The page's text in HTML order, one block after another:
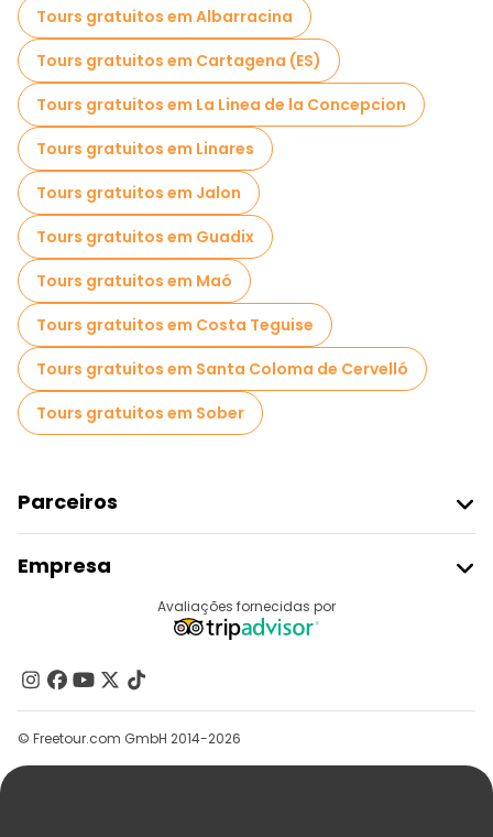
Visitas de degustação locais em Córdoba
Passeios a pé noturnos gratuitos em Córdoba
Passeios de bicicleta em Córdoba
Passeios gastronômicos em Córdoba
Passeios gratuitos perto Plaza de las Tendillas
Passeios gratuitos perto Plaza de la Corredera
Tours gratuitos em Albarracina
Tours gratuitos em Cartagena (ES)
Tours gratuitos em La Linea de la Concepcion
Tours gratuitos em Linares
Tours gratuitos em Jalon
Tours gratuitos em Guadix
Tours gratuitos em Maó
Tours gratuitos em Costa Teguise
Tours gratuitos em Santa Coloma de Cervelló
Tours gratuitos em Sober
Parceiros
Registo Do Fornecedor
Programa De Afiliados
Empresa
Contacte-Nos
Grupos
Ajuda
Avaliações fornecidas por
© Freetour.com GmbH 2014-2026